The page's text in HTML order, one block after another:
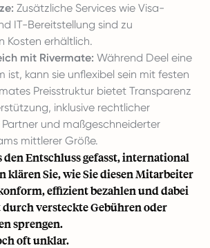
Zusätzliche Services wie Visa-
IT-Bereitstellung sind zu
Kosten erhältlich.
mit Rivermate: Während Deel eine
ist, kann sie unflexibel sein mit festen
Preisstruktur bietet Transparenz
inklusive rechtlicher
Partner und maßgeschneiderter
mittlerer Größe.
den Entschluss gefasst, international
klären Sie, wie Sie diesen Mitarbeiter
effizient bezahlen und dabei
versteckte Gebühren oder
sprengen.
oft unklar.